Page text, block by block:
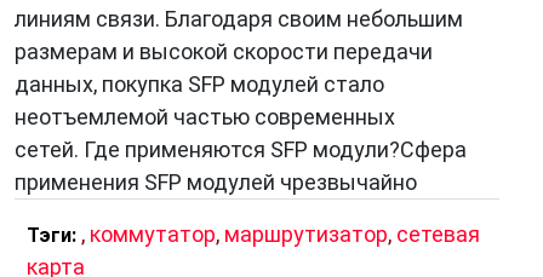
линиям связи. Благодаря своим небольшим
размерам и высокой скорости передачи
данных, покупка SFP модулей стало
неотъемлемой частью современных
сетей. Где применяются SFP модули?Сфера
применения SFP модулей чрезвычайно
Тэги: , коммутатор, маршрутизатор, сетевая
карта